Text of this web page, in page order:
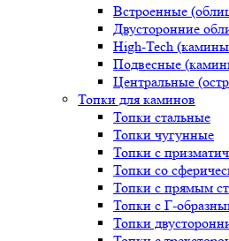
Встроенные
Двусторонние
High-Tech
Подвесные
Центральные
Топки для каминов
Топки стальные
Топки чугунные
Топки с
Топки со
Топки с прямым
Топки с Г-
Топки